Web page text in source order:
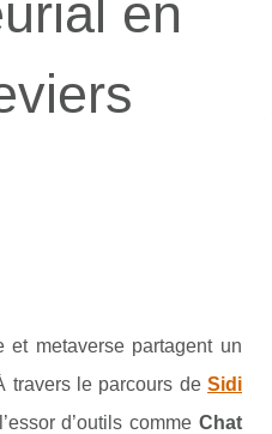
en
et metaverse partagent un
travers le parcours de Sidi
d’outils commeChat